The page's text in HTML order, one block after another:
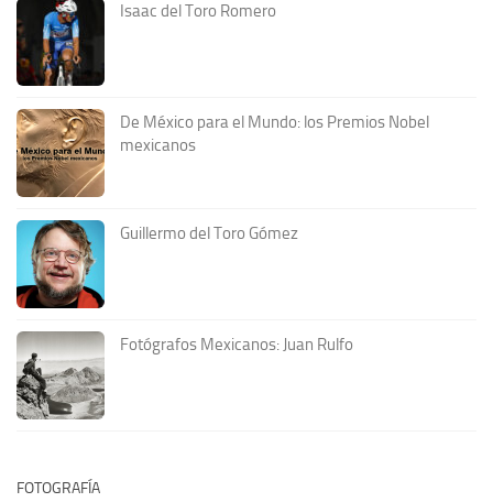
Isaac del Toro Romero
De México para el Mundo: los Premios Nobel
mexicanos
Guillermo del Toro Gómez
Fotógrafos Mexicanos: Juan Rulfo
FOTOGRAFÍA